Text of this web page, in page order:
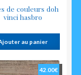
de couleurs doh
vinci hasbro
au panier
42.00€